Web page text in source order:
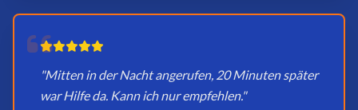
"Mitten in der Nacht angerufen, 20 Minuten später
war Hilfe da. Kann ich nur empfehlen."